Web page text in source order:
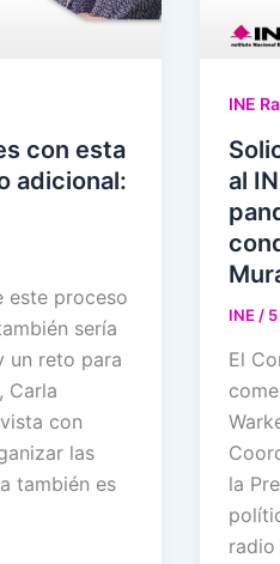
con esta
adicional:
este proceso
sería
un reto para
Carla
con
las
también es
INE
al
INE /
El
la